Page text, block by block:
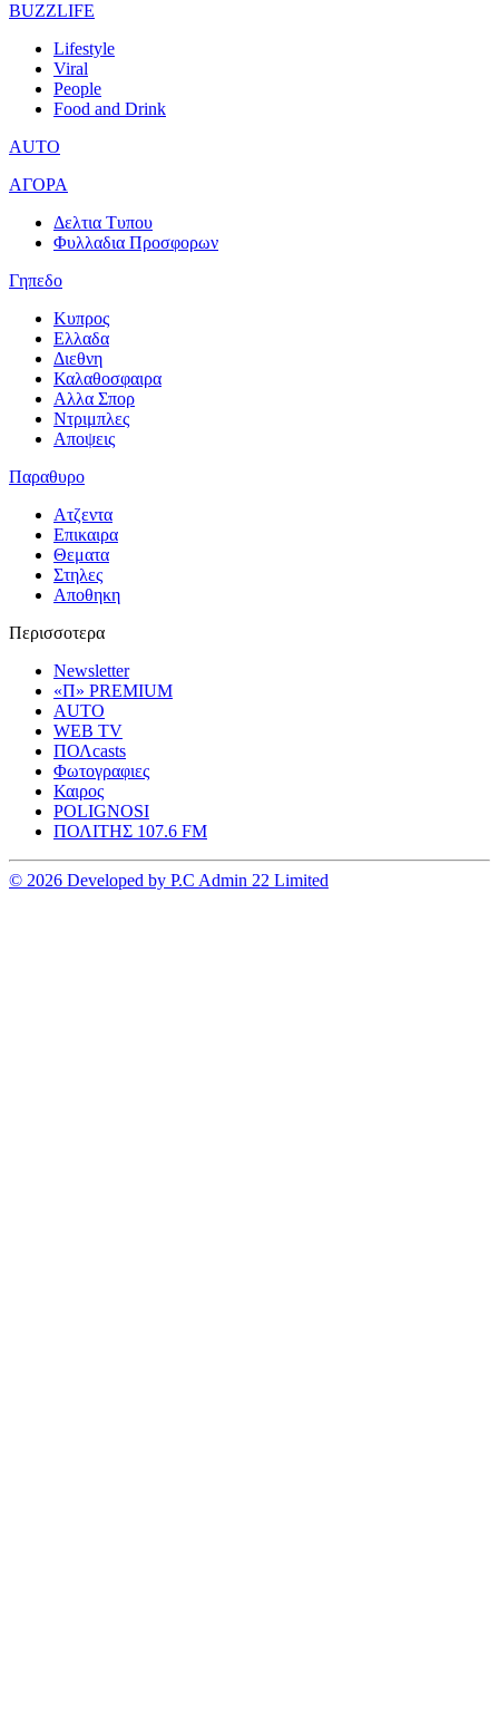
BUZZLIFE
Lifestyle
Viral
People
Food and Drink
AUTO
ΑΓΟΡΑ
Δελτια Τυπου
Φυλλαδια Προσφορων
Γηπεδο
Κυπρος
Ελλαδα
Διεθνη
Καλαθοσφαιρα
Αλλα Σπορ
Ντριμπλες
Αποψεις
Παραθυρο
Ατζεντα
Επικαιρα
Θεματα
Στηλες
Αποθηκη
Περισσοτερα
Newsletter
«Π» PREMIUM
AUTO
WEB TV
ΠΟΛcasts
Φωτογραφιες
Καιρος
POLIGNOSI
ΠΟΛΙΤΗΣ 107.6 FM
© 2026 Developed by P.C Admin 22 Limited